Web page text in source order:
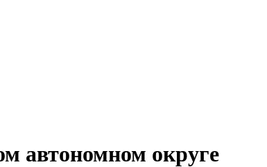
автономном округе